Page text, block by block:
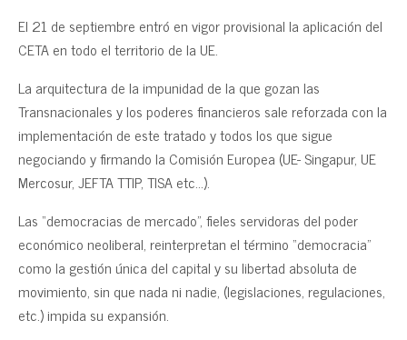
El 21 de septiembre entró en vigor provisional la aplicación del
CETA en todo el territorio de la UE.
La arquitectura de la impunidad de la que gozan las
Transnacionales y los poderes financieros sale reforzada con la
implementación de este tratado y todos los que sigue
negociando y firmando la Comisión Europea (UE- Singapur, UE
Mercosur, JEFTA TTIP, TISA etc…).
Las “democracias de mercado”, fieles servidoras del poder
económico neoliberal, reinterpretan el término “democracia”
como la gestión única del capital y su libertad absoluta de
movimiento, sin que nada ni nadie, (legislaciones, regulaciones,
etc.) impida su expansión.